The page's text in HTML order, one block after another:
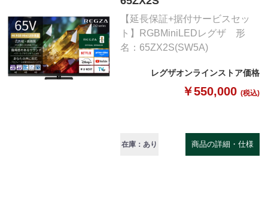
【延長保証+据付サービスセッ
ト】RGBMiniLEDレグザ 形
名：65ZX2S(SW5A)
レグザオンラインストア価格
￥550,000 (税込)
在庫：あり 商品の詳細・仕様